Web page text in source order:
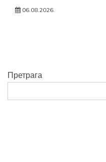
06.08.2026.
Претрага